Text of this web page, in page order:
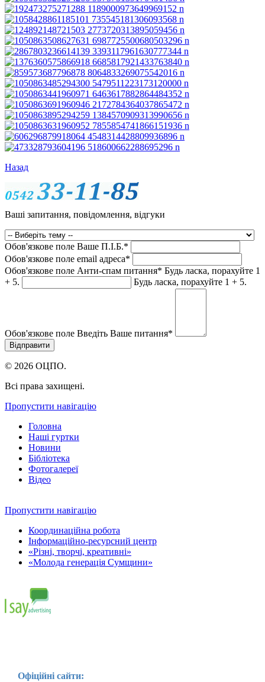
Назад
Ваші запитання, повідомлення, відгуки
Обов'язкове поле Ваше П.I.Б.*
Обов'язкове поле email адреса*
Обов'язкове поле Анти-спам питання* Будь ласка, порахуйте 1
+ 5.
Будь ласка, порахуйте 1 + 5.
Обов'язкове поле Введіть Ваше питання*
© 2026 ОЦПО.
Всі права захищені.
Пропустити навігацію
Головна
Наші гуртки
Новини
Бібліотека
Фотогалереї
Відео
Пропустити навігацію
Координаційна робота
Інформаційно-ресурсний центр
«Різні, творчі, креативні»
«Молода генерація Сумщини»
Офіційні сайти: